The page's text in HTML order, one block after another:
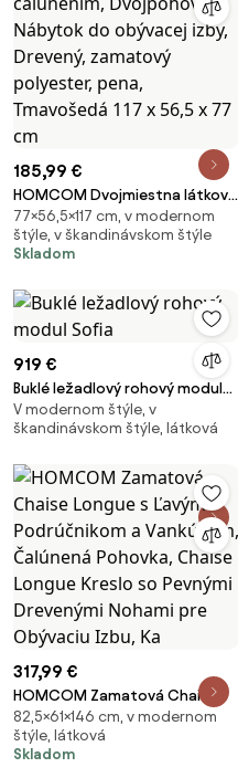
185,99 €
HOMCOM Dvojmiestna látková
pohovka s čalúnením,
Dvojpohovka, Nábytok do
obývacej izby, Drevený,
Tmavošedá 117 x 56,5 x 77 cm
77×56,5×117 cm, v modernom
štýle, v škandinávskom štýle
Skladom
919 €
Buklé ležadlový rohový modul
Sofia
V modernom štýle, v
škandinávskom štýle, látková
317,99 €
HOMCOM Zamatová Chaise
Longue s Ľavým Podrúčnikom a
Vankúšom, Čalúnená Pohovka,
Chaise Longue Kreslo so
82,5×61×146 cm, v modernom
štýle, látková
Skladom